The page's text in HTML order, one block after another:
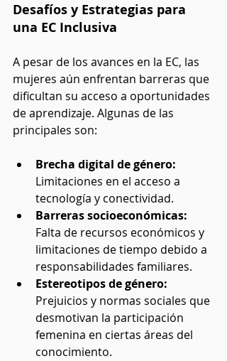
Desafíos y Estrategias para
una EC Inclusiva
A pesar de los avances en la EC, las
mujeres aún enfrentan barreras que
dificultan su acceso a oportunidades
de aprendizaje. Algunas de las
principales son:
Brecha digital de género:
Limitaciones en el acceso a
tecnología y conectividad.
Barreras socioeconómicas:
Falta de recursos económicos y
limitaciones de tiempo debido a
responsabilidades familiares.
Estereotipos de género:
Prejuicios y normas sociales que
desmotivan la participación
femenina en ciertas áreas del
conocimiento.